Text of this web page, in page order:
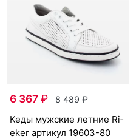
6 367₽ 8 489₽
ке­ды мужс­кие лет­ние Ri­
eker артикул 19603-80